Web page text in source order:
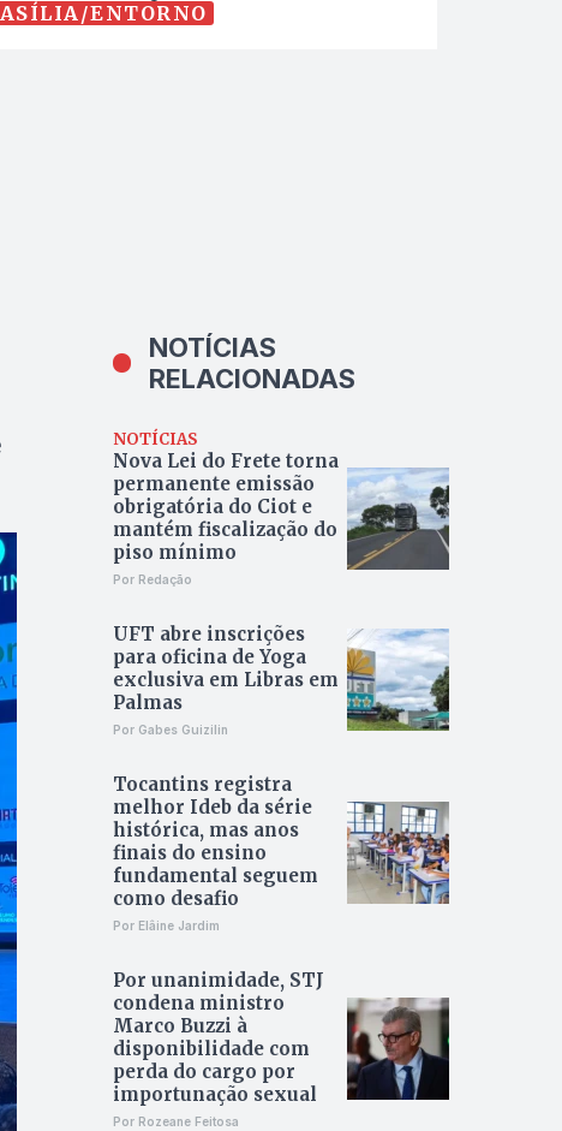
ENTORNO
NOTÍCIAS
RELACIONADAS
NOTÍCIAS
Nova Lei do Frete torna
permanente emissão
obrigatória do Ciot e
mantém fiscalização do
piso mínimo
Por Redação
UFT abre inscrições
para oficina de Yoga
exclusiva em Libras em
Palmas
Por Gabes Guizilin
Tocantins registra
melhor Ideb da série
histórica, mas anos
finais do ensino
fundamental seguem
como desafio
Por Elâine Jardim
Por unanimidade, STJ
condena ministro
Marco Buzzi à
disponibilidade com
perda do cargo por
importunação sexual
Por Rozeane Feitosa